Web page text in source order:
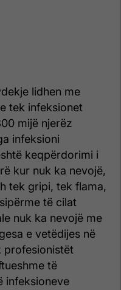
lidhen me
tek infeksionet
mijë njerëz
infeksioni
keqpërdorimi i
kur nuk ka nevojë,
tek gripi, tek flama,
të cilat
nuk ka nevojë me
e vetëdijes në
profesionistët
të
infeksioneve